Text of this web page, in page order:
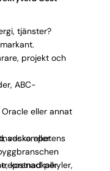
tjänster?
projekt och
ABC-
Oracle eller annat
vecka eller
kostnad per